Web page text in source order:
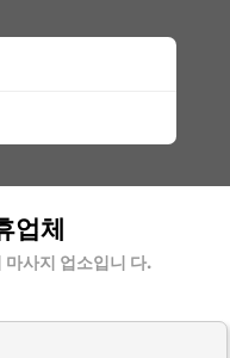
업체
마사지 업소입니 다.